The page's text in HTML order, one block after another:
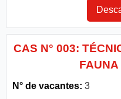
CAS N° 003:
FAUNA
N° de vacantes: 3